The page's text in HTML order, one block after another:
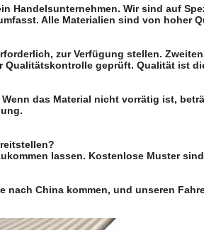
Handelsunternehmen. Wir sind auf
Alle Materialien sind von hoher
zur Verfügung stellen.
geprüft. Qualität ist
das Material nicht vorrätig ist,
lassen. Kostenlose Muster
China kommen, und unseren